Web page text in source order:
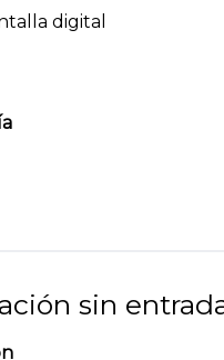
digital
sin